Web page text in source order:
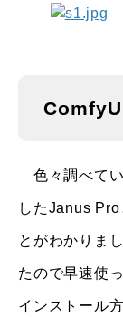
色々調べて
したJanus
とがわかりま
たので早速使
インストール